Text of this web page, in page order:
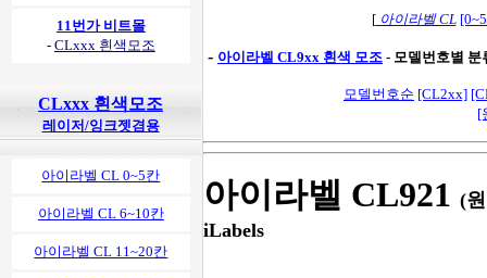
11번가 비트몰
- CLxxx 흰색모조
CLxxx 흰색모조
레이저/잉크젯겸용
아이라벨 CL 0~5칸
아이라벨 CL 6~10칸
아이라벨 CL 11~20칸
[아이라벨 CL
- 아이라벨 CL9xx 흰색 모조 - 모델번호별 분
모델번호순 [CL2xx]
[
아이라벨 CL921 (
iLabels